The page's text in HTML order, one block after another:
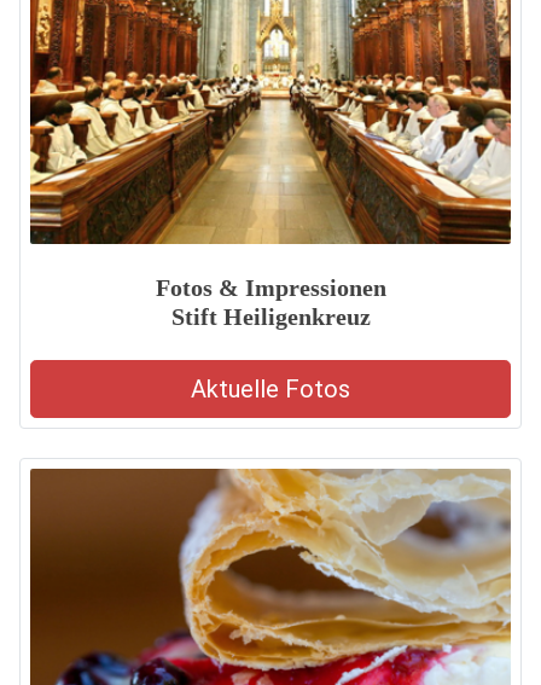
Fotos & Impressionen
Stift Heiligenkreuz
Aktuelle Fotos